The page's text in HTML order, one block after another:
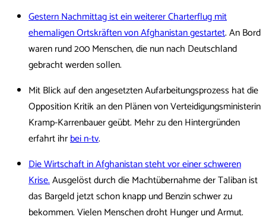
Gestern Nachmittag ist ein weiterer Charterflug mit
ehemaligen Ortskräften von Afghanistan gestartet. An Bord
waren rund 200 Menschen, die nun nach Deutschland
gebracht werden sollen.
Mit Blick auf den angesetzten Aufarbeitungsprozess hat die
Opposition Kritik an den Plänen von Verteidigungsministerin
Kramp-Karrenbauer geübt. Mehr zu den Hintergründen
erfahrt ihrbei n-tv.
Die Wirtschaft in Afghanistan steht vor einer schweren
Krise.Ausgelöst durch die Machtübernahme der Taliban ist
das Bargeld jetzt schon knapp und Benzin schwer zu
bekommen. Vielen Menschen droht Hunger und Armut.